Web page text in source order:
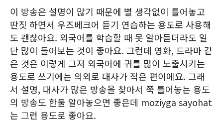
이 방송은 설명이 많기 때문에 별 생각없이 틀어놓고
딴짓 하면서 우즈베크어 듣기 연습하는 용도로 사용해
도 괜찮아요. 외국어를 학습할 때 못 알아듣더라도 일
단 많이 들어보는 것이 좋아요. 그런데 영화, 드라마 같
은 것은 이렇게 그저 외국어에 귀를 많이 노출시키는
용도로 쓰기에는 의외로 대사가 적은 편이에요. 그래
서 설명, 대사가 많은 방송을 찾아서 쭉 틀어놓는 용도
의 방송도 한둘 알아놓으면 좋은데 moziyga sayohat
는 그런 용도로 좋아요.